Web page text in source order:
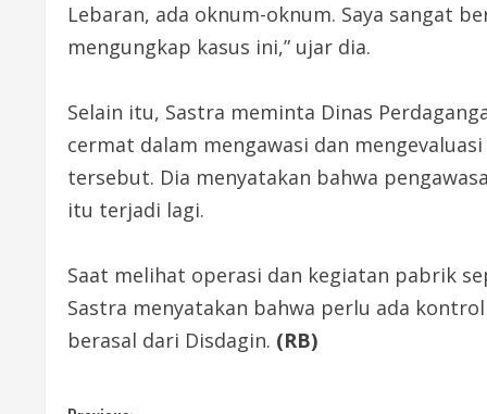
Lebaran, ada oknum-oknum. Saya sangat
mengungkap kasus ini,” ujar dia.
Selain itu, Sastra meminta Dinas
cermat dalam mengawasi dan
tersebut. Dia menyatakan bahwa
itu terjadi lagi.
Saat melihat operasi dan kegiatan pabrik
Sastra menyatakan bahwa perlu ada
berasal dari Disdagin. (RB)